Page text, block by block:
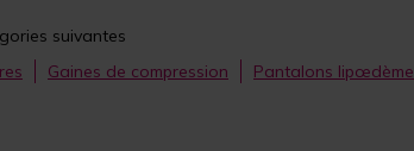
suivantes
Gaines de compression Pantalons lipœdème